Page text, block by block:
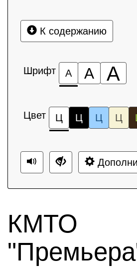
К содержанию
Шрифт А А А
Цвет Ц Ц Ц Ц
КМТО